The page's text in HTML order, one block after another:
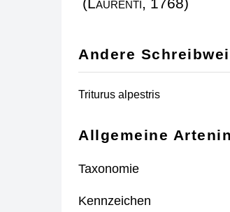
Andere
Triturus alpestris
Allgemeine
Taxonomie
Kennzeichen